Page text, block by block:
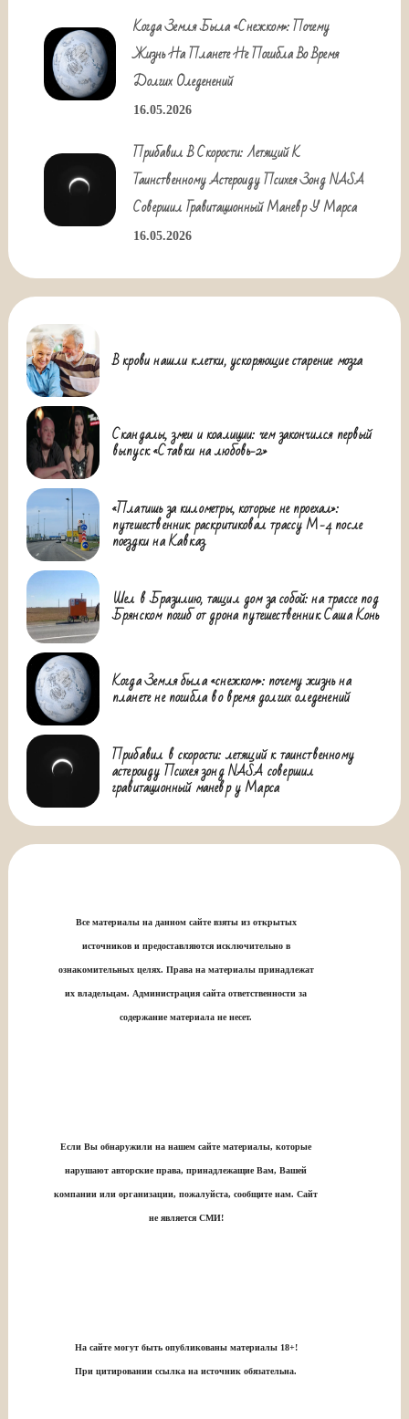
Когда Земля Была «снежком»: Почему
Жизнь На Планете Не Погибла Во Время
Долгих Оледенений
16.05.2026
Прибавил В Скорости: Летящий К
Таинственному Астероиду Психея Зонд NASA
Совершил Гравитационный Маневр У Марса
16.05.2026
В крови нашли клетки, ускоряющие старение мозга
Скандалы, змеи и коалиции: чем закончился первый
выпуск «Ставки на любовь-2»
«Платишь за километры, которые не проехал»:
путешественник раскритиковал трассу М-4 после
поездки на Кавказ
Шел в Бразилию, тащил дом за собой: на трассе под
Брянском погиб от дрона путешественник Саша Конь
Когда Земля была «снежком»: почему жизнь на
планете не погибла во время долгих оледенений
Прибавил в скорости: летящий к таинственному
астероиду Психея зонд NASA совершил
гравитационный маневр у Марса
Все материалы на данном сайте взяты из открытых
источников и предоставляются исключительно в
ознакомительных целях. Права на материалы принадлежат
их владельцам. Администрация сайта ответственности за
содержание материала не несет.
Если Вы обнаружили на нашем сайте материалы, которые
нарушают авторские права, принадлежащие Вам, Вашей
компании или организации, пожалуйста, сообщите нам. Сайт
не является СМИ!
На сайте могут быть опубликованы материалы 18+!
При цитировании ссылка на источник обязательна.